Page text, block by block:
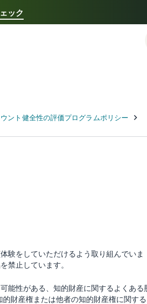
ック
preferred language
験をしていただけるよう取り組んでいま
禁止しています。
能性がある、知的財産に関するよくある
財産権または他者の知的財産権に関する